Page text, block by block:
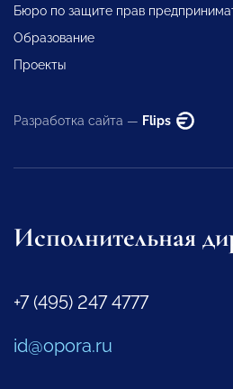
Бюро по защите прав
Образование
Проекты
Разработка сайта — Flips
Исполнительная
+7 (495) 247 4777
id@opora.ru